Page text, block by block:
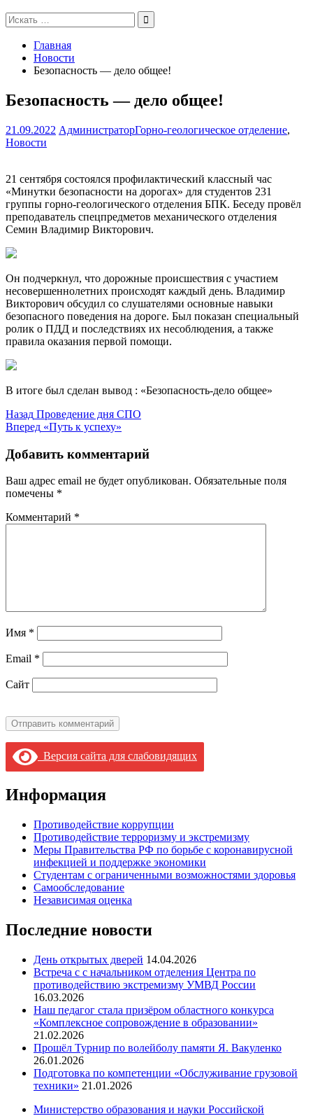
Поиск
для:
Главная
Новости
Безопасность — дело общее!
Безопасность — дело общее!
21.09.2022 АдминистраторГорно-геологическое отделение,
Новости
21 сентября состоялся профилактический классный час
«Минутки безопасности на дорогах» для студентов 231
группы горно-геологического отделения БПК. Беседу провёл
преподаватель спецпредметов механического отделения
Семин Владимир Викторович.
Он подчеркнул, что дорожные происшествия с участием
несовершеннолетних происходят каждый день. Владимир
Викторович обсудил со слушателями основные навыки
безопасного поведения на дороге. Был показан специальный
ролик о ПДД и последствиях их несоблюдения, а также
правила оказания первой помощи.
В итоге был сделан вывод : «Безопасность-дело общее»
Навигация
по
записям
Назад Предыдущая
запись:
Проведение дня СПО
Вперед Следующая
«Путь к успеху»
Добавить комментарий
Ваш адрес email не будет опубликован. Обязательные поля
помечены *
Комментарий *
Имя *
Email *
Сайт
Версия сайта для слабовидящих
Информация
Противодействие коррупции
Противодействие терроризму и экстремизму
Меры Правительства РФ по борьбе с коронавирусной
инфекцией и поддержке экономики
Студентам с ограниченными возможностями здоровья
Самообследование
Независимая оценка
Последние новости
День открытых дверей 14.04.2026
Встреча с с начальником отделения Центра по
противодействию экстремизму УМВД России
16.03.2026
Наш педагог стала призёром областного конкурса
«Комплексное сопровождение в образовании»
21.02.2026
Прошёл Турнир по волейболу памяти Я. Вакуленко
26.01.2026
Подготовка по компетенции «Обслуживание грузовой
техники» 21.01.2026
Министерство образования и науки Российской